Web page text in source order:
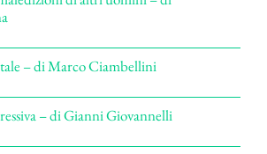
– di Marco Ciambellini
– di Gianni Giovannelli